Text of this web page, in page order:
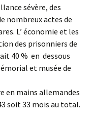
sévère, des
nombreux actes de
L’ économie et les
des prisonniers de
40 % en dessous
et musée de
en mains allemandes
soit 33 mois au total.